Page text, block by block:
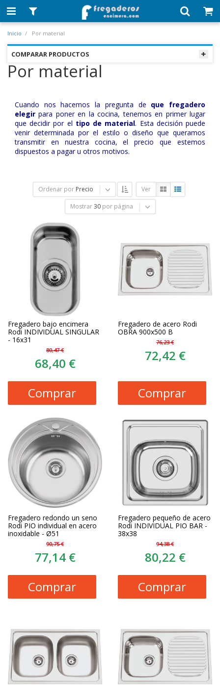
Inicio Por material
COMPARAR PRODUCTOS
Por material
Cuando nos hacemos la pregunta de que fregadero
elegir para poner en la cocina, tenemos en primer lugar
que decidir por el tipo de material. Esta decisión puede
venir determinada por el estilo o diseño que queramos
transmitir en nuestra cocina, el precio que estemos
dispuestos a pagar u otros motivos.
Ordenar por Precio Ver
Mostrar 30 por página
Fregadero bajo encimera
Rodi INDIVIDUAL SINGULAR
- 16x31
80,47 €
68,40 €
Comprar
Fregadero de acero Rodi
OBRA 900x500 B
76,23 €
72,42 €
Comprar
Fregadero redondo un seno
Rodi PIO individual en acero
inoxidable - Ø51
90,75 €
77,14 €
Comprar
Fregadero pequeño de acero
Rodi INDIVIDUAL PIO BAR -
38x38
94,38 €
80,22 €
Comprar